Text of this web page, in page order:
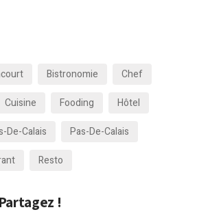
Bistronomie
Chef
Cuisine Fooding
Hôtel
De-Calais
Pas-De-Calais
Resto
!